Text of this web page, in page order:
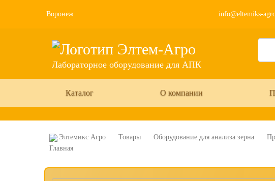
Воронеж info@eltemiks-
Лабораторное оборудование для АПК
Каталог О компании
Элтемикс Агро Товары Оборудование для анализа зерна